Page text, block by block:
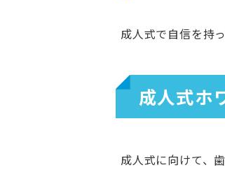
成人式で自信を持
成人式ホ
成人式に向けて、